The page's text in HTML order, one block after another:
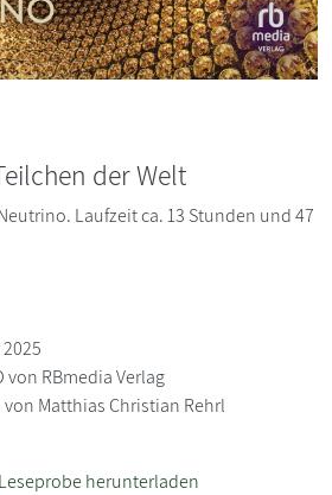
der Welt
Laufzeit ca. 13 Stunden und 47
von RBmedia Verlag
Matthias Christian Rehrl
Leseprobe herunterladen